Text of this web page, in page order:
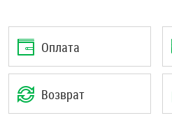
Оплата
Возврат